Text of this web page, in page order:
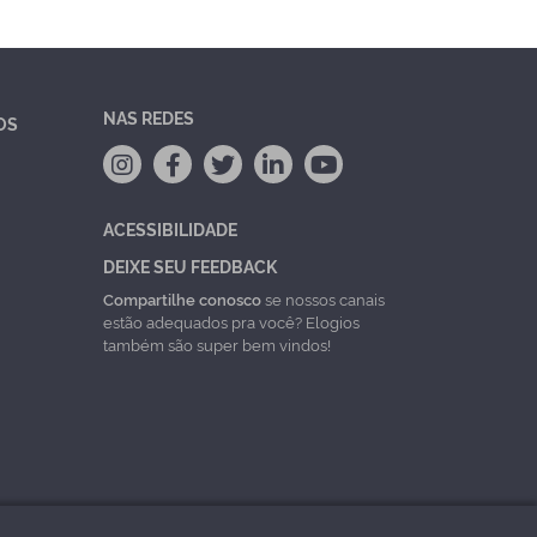
NAS REDES
ACESSIBILIDADE
DEIXE SEU FEEDBACK
Compartilhe conoscose nossos canais
estão adequados pra você? Elogios
também são super bem vindos!